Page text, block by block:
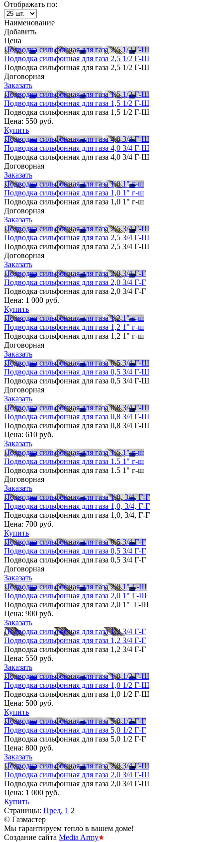
Отображать по:
Наименование
Добавить
Цена
Подводка сильфонная для газа 2,5 1/2 Г-Ш
Подводка сильфонная для газа 2,5 1/2 Г-Ш
Подводка сильфонная для газа 2,5 1/2 Г-Ш
Договорная
Заказать
Подводка сильфонная для газа 1,5 1/2 Г-Ш
Подводка сильфонная для газа 1,5 1/2 Г-Ш
Подводка сильфонная для газа 1,5 1/2 Г-Ш
Цена: 550 руб.
Купить
Подводка сильфонная для газа 4,0 3/4 Г-Ш
Подводка сильфонная для газа 4,0 3/4 Г-Ш
Подводка сильфонная для газа 4,0 3/4 Г-Ш
Договорная
Заказать
Подводка сильфонная для газа 1,0 1" г-ш
Подводка сильфонная для газа 1,0 1" г-ш
Подводка сильфонная для газа 1,0 1" г-ш
Договорная
Заказать
Подводка сильфонная для газа 2,5 3/4 Г-Ш
Подводка сильфонная для газа 2,5 3/4 Г-Ш
Подводка сильфонная для газа 2,5 3/4 Г-Ш
Договорная
Заказать
Подводка сильфонная для газа 2,0 3/4 Г-Г
Подводка сильфонная для газа 2,0 3/4 Г-Г
Подводка сильфонная для газа 2,0 3/4 Г-Г
Цена: 1 000 руб.
Купить
Подводка сильфонная для газа 1,2 1" г-ш
Подводка сильфонная для газа 1,2 1" г-ш
Подводка сильфонная для газа 1,2 1" г-ш
Договорная
Заказать
Подводка сильфонная для газа 0,5 3/4 Г-Ш
Подводка сильфонная для газа 0,5 3/4 Г-Ш
Подводка сильфонная для газа 0,5 3/4 Г-Ш
Договорная
Заказать
Подводка сильфонная для газа 0,8 3/4 Г-Ш
Подводка сильфонная для газа 0,8 3/4 Г-Ш
Подводка сильфонная для газа 0,8 3/4 Г-Ш
Цена: 610 руб.
Заказать
Подводка сильфонная для газа 1.5 1" г-ш
Подводка сильфонная для газа 1.5 1" г-ш
Подводка сильфонная для газа 1.5 1" г-ш
Договорная
Заказать
Подводка сильфонная для газа 1,0, 3/4, Г-Г
Подводка сильфонная для газа 1,0, 3/4, Г-Г
Подводка сильфонная для газа 1,0, 3/4, Г-Г
Цена: 700 руб.
Купить
Подводка сильфонная для газа 0,5 3/4 Г-Г
Подводка сильфонная для газа 0,5 3/4 Г-Г
Подводка сильфонная для газа 0,5 3/4 Г-Г
Договорная
Заказать
Подводка сильфонная для газа 2,0 1" Г-Ш
Подводка сильфонная для газа 2,0 1" Г-Ш
Подводка сильфонная для газа 2,0 1" Г-Ш
Цена: 900 руб.
Заказать
Подводка сильфонная для газа 1,2 3/4 Г-Г
Подводка сильфонная для газа 1,2 3/4 Г-Г
Подводка сильфонная для газа 1,2 3/4 Г-Г
Цена: 550 руб.
Заказать
Подводка сильфонная для газа 1,0 1/2 Г-Ш
Подводка сильфонная для газа 1,0 1/2 Г-Ш
Подводка сильфонная для газа 1,0 1/2 Г-Ш
Цена: 500 руб.
Купить
Подводка сильфонная для газа 5,0 1/2 Г-Г
Подводка сильфонная для газа 5,0 1/2 Г-Г
Подводка сильфонная для газа 5,0 1/2 Г-Г
Цена: 800 руб.
Заказать
Подводка сильфонная для газа 2,0 3/4 Г-Ш
Подводка сильфонная для газа 2,0 3/4 Г-Ш
Подводка сильфонная для газа 2,0 3/4 Г-Ш
Цена: 1 000 руб.
Купить
Страницы: Пред. 1 2
© Газмастер
Мы гарантируем тепло в вашем доме!
Создание сайта Media Army